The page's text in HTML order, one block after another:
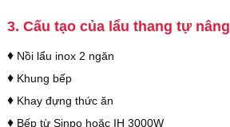
3. Cấu tạo của lẩu thang tự nâng
♦ Nồi lẩu inox 2 ngăn
♦ Khung bếp
♦ Khay đựng thức ăn
♦ Bếp từ Sinpo hoặc IH 3000W